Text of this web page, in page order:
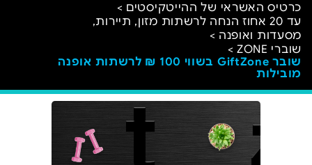
כרטיס האשראי של ההייטקיסטים >
עד 20 אחוז הנחה לרשתות מזון, תיירות,
מסעדות ואופנה >
שוברי ZONE >
שובר GiftZone בשווי 100 ₪ לרשתות אופנה
מובילות